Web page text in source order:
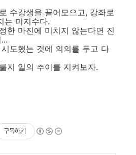
수강생을 끌어모으고, 강좌로
는 미지수다.
한 마진에 미치지 않는다면 진
도했는 것에 의의를 두고 다
지 일의 추이를 지켜보자.
구독하기